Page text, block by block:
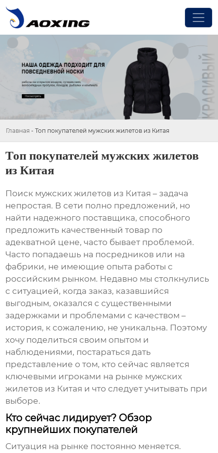
Главная - Топ покупателей мужских жилетов из Китая
Топ покупателей мужских жилетов
из Китая
Поиск мужских жилетов из Китая – задача
непростая. В сети полно предложений, но
найти надежного поставщика, способного
предложить качественный товар по
адекватной цене, часто бывает проблемой.
Часто попадаешь на посредников или на
фабрики, не имеющие опыта работы с
российским рынком. Недавно мы столкнулись
с ситуацией, когда заказ, казавшийся
выгодным, оказался с существенными
задержками и проблемами с качеством –
история, к сожалению, не уникальна. Поэтому
хочу поделиться своим опытом и
наблюдениями, постараться дать
представление о том, кто сейчас является
ключевыми игроками на рынке мужских
жилетов из Китая и что следует учитывать при
выборе.
Кто сейчас лидирует? Обзор
крупнейших покупателей
Ситуация на рынке постоянно меняется.